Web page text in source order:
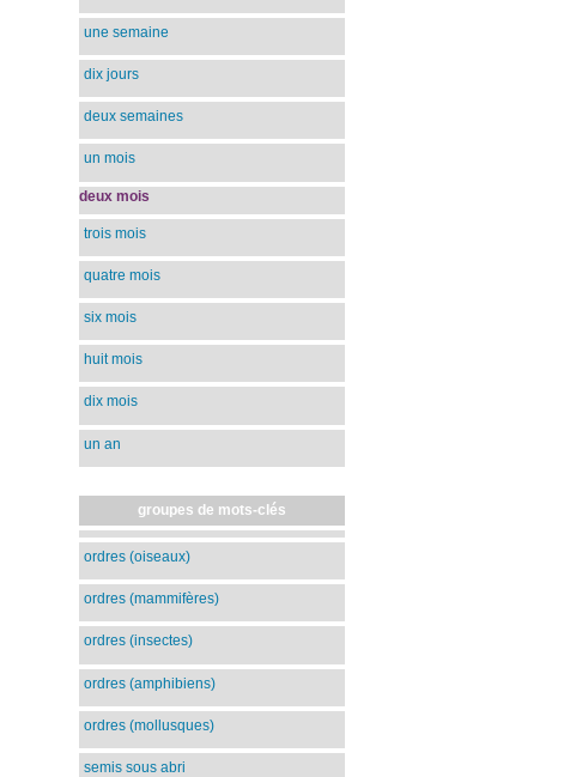
une semaine
dix jours
deux semaines
un mois
deux mois
trois mois
quatre mois
six mois
huit mois
dix mois
un an
groupes de mots-clés
ordres (oiseaux)
ordres (mammifères)
ordres (insectes)
ordres (amphibiens)
ordres (mollusques)
semis sous abri